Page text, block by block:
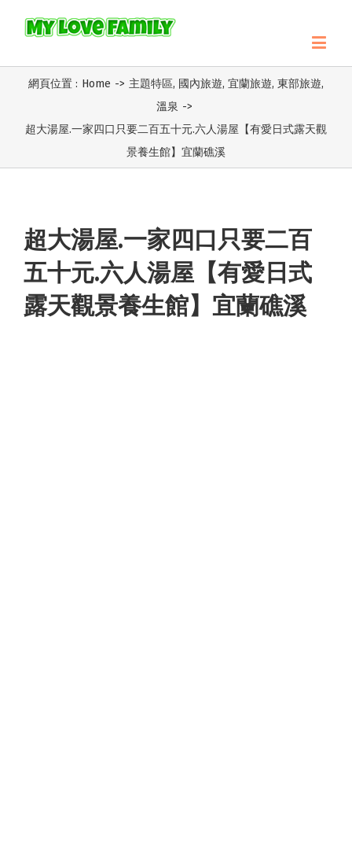
網頁位置 : Home -> 主題特區, 國內旅遊, 宜蘭旅遊, 東部旅遊,
溫泉 ->
超大湯屋.一家四口只要二百五十元.六人湯屋【有愛日式露天觀
景養生館】宜蘭礁溪
超大湯屋.一家四口只要二百
五十元.六人湯屋【有愛日式
露天觀景養生館】宜蘭礁溪